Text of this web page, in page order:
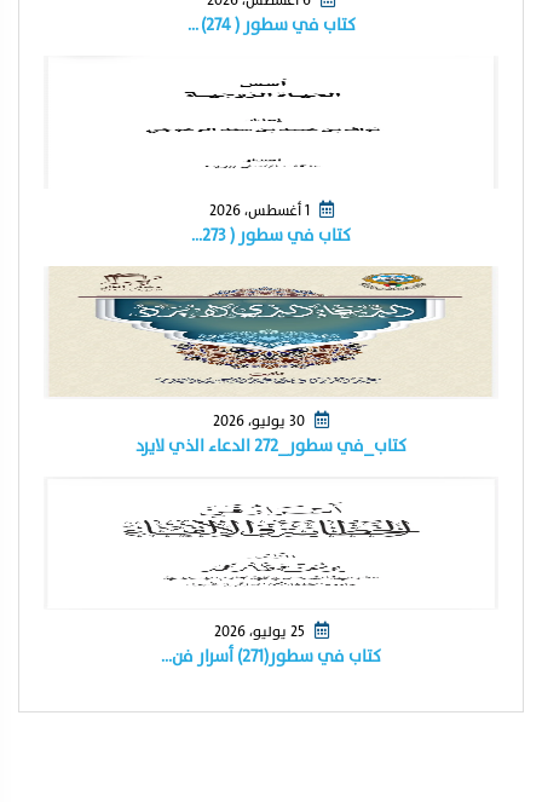
كتاب في سطور ( ٢٧٤) …
1 أغسطس، 2026
كتاب في سطور ( ٢٧٣…
كتاب_في سطور_٢٧٢ الدعاء الذي لايرد
كتاب في سطور(٢٧١) أسرار فن…